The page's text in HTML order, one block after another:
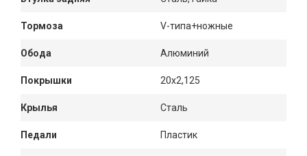
Тормоза V-типа+ножные
Обода Алюминий
Покрышки 20х2,125
Крылья Сталь
Педали Пластик